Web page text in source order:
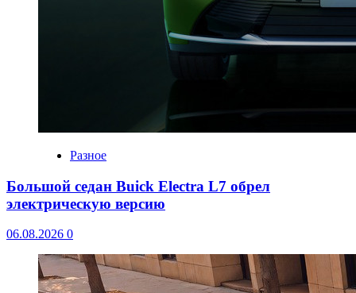
Разное
Большой седан Buick Electra L7 обрел
электрическую версию
06.08.2026 0